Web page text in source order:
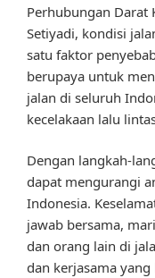
Perhubungan Darat
Setiyadi, kondisi
satu faktor
berupaya untuk
jalan di seluruh
kecelakaan lalu
Dengan langkah-
dapat mengurangi
Indonesia.
jawab bersama,
dan orang lain di
dan kerjasama